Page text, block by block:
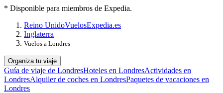
* Disponible para miembros de Expedia.
Reino UnidoVuelosExpedia.es
Inglaterra
Vuelos a Londres
Organiza tu viaje
Guía de viaje de LondresHoteles en LondresActividades en
LondresAlquiler de coches en LondresPaquetes de vacaciones en
Londres